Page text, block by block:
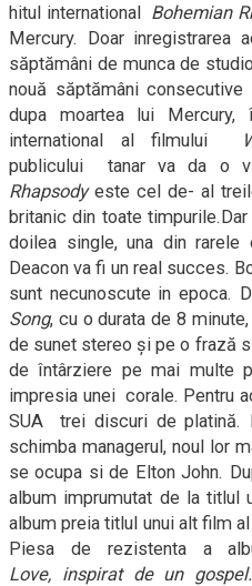
hitul international Bohemian
Mercury. Doar inregistrarea
săptămâni de munca de
nouă săptămâni
dupa moartea lui
international al filmului
publicului
tanar va da o
Rhapsody este cel de- al
britanic din toate
doilea single, una din
Deacon va fi un real succes.
sunt necunoscute in epoca.
Song, cu o durata de 8
de sunet stereoși pe o frază
de întârziere pe mai multe
impresia unei corale. Pentru
SUA
trei discuri de
schimba managerul, noul lor
se ocupa si de Elton John.
album imprumutat de la titlul
album preia titlul unui alt film
Piesa de rezistenta a
Love, inspirat de un gospel.